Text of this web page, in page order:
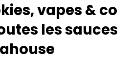
vapes & co
les sauces